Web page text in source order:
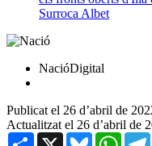
Surroca Albet
NacióDigital
Publicat el 26 d’abril de
Actualitzat el 26 d’abril de
Share X Bluesky